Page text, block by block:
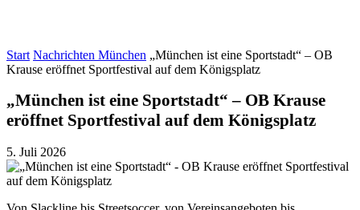
Start Nachrichten München „München ist eine Sportstadt“ – OB
Krause eröffnet Sportfestival auf dem Königsplatz
„München ist eine Sportstadt“ – OB Krause
eröffnet Sportfestival auf dem Königsplatz
5. Juli 2026